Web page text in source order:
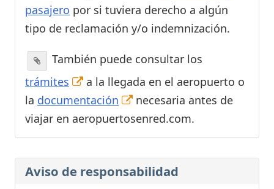
pasajero por si tuviera derecho a algún
tipo de reclamación y/o indemnización.
También puede consultar los
trámites
a la llegada en el aeropuerto o
la documentación
necesaria antes de
viajar en aeropuertosenred.com.
Aviso de responsabilidad